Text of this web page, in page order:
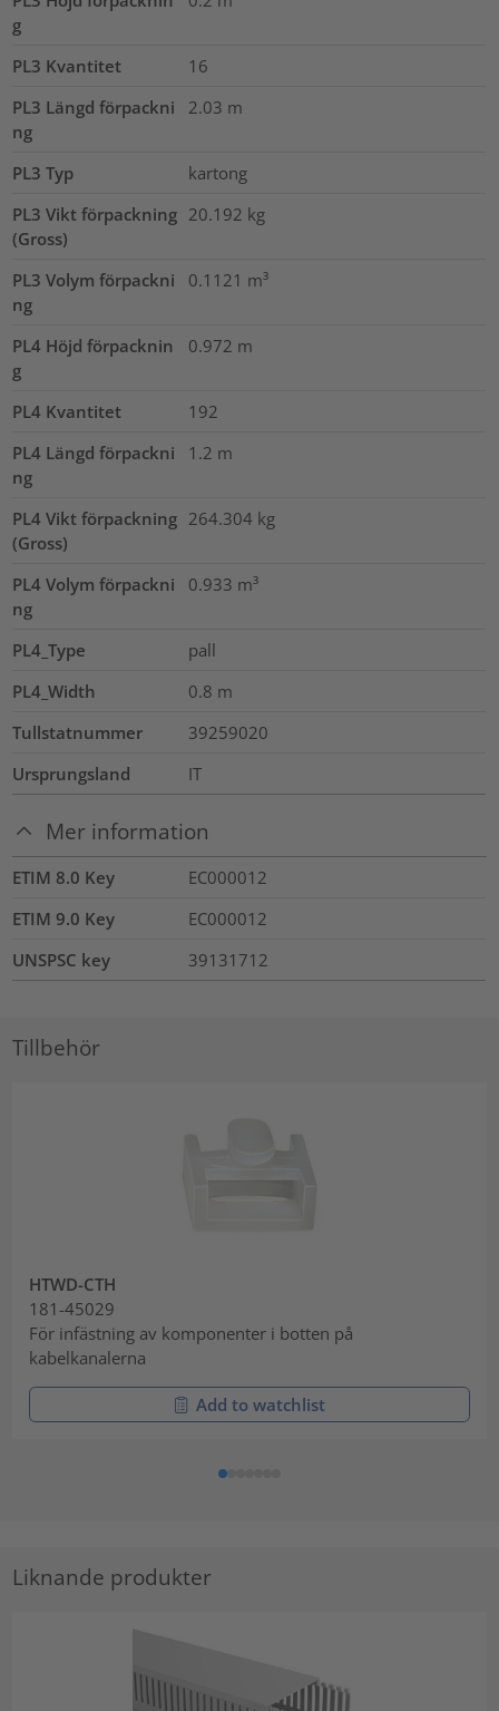
g
PL3 Kvantitet
16
PL3 Längd förpackni
ng
2.03 m
PL3 Typ
kartong
PL3 Vikt förpackning
(Gross)
20.192 kg
PL3 Volym förpackni
ng
0.1121 m³
PL4 Höjd förpacknin
g
0.972 m
PL4 Kvantitet
192
PL4 Längd förpackni
ng
1.2 m
PL4 Vikt förpackning
(Gross)
264.304 kg
PL4 Volym förpackni
ng
0.933 m³
PL4_Type
pall
PL4_Width
0.8 m
Tullstatnummer
39259020
Ursprungsland
IT
Mer information
ETIM 8.0 Key
EC000012
ETIM 9.0 Key
EC000012
UNSPSC key
39131712
Tillbehör
HTWD-CTH
181-45029
För infästning av komponenter i botten på
kabelkanalerna
Add to watchlist
Liknande produkter